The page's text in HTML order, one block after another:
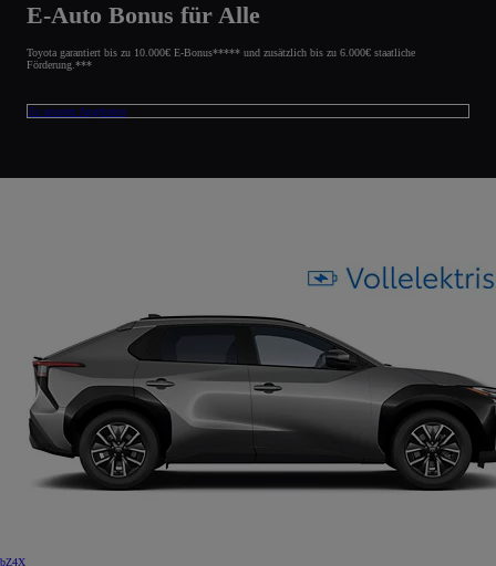
E-Auto Bonus für Alle
Toyota garantiert bis zu 10.000€ E-Bonus***** und zusätzlich bis zu 6.000€ staatliche
Förderung.***
Zu unseren Angeboten
bZ4X